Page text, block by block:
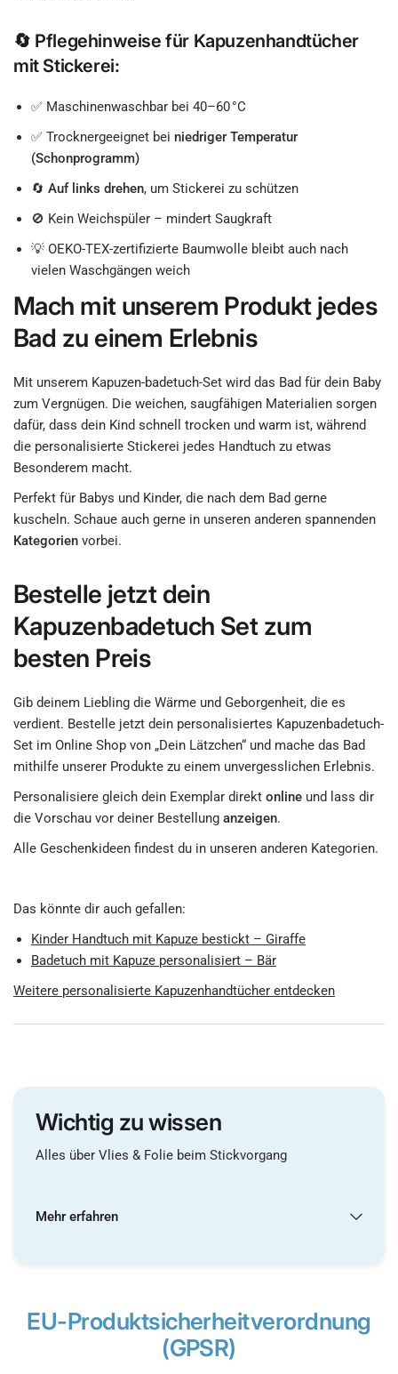
🔄 Pflegehinweise für Kapuzenhandtücher
mit Stickerei:
✅ Maschinenwaschbar bei 40–60 °C
✅ Trocknergeeignet beiniedriger Temperatur
(Schonprogramm)
🔄Auf links drehen, um Stickerei zu schützen
🚫 Kein Weichspüler – mindert Saugkraft
💡 OEKO-TEX-zertifizierte Baumwolle bleibt auch nach
vielen Waschgängen weich
Mach mit unserem Produkt jedes
Bad zu einem Erlebnis
Mit unserem Kapuzen-badetuch-Set wird das Bad für dein Baby
zum Vergnügen. Die weichen, saugfähigen Materialien sorgen
dafür, dass dein Kind schnell trocken und warm ist, während
die personalisierte Stickerei jedes Handtuch zu etwas
Besonderem macht.
Perfekt für Babys und Kinder, die nach dem Bad gerne
kuscheln. Schaue auch gerne in unseren anderen spannenden
Kategorien vorbei.
Bestelle jetzt dein
Kapuzenbadetuch Set zum
besten Preis
Gib deinem Liebling die Wärme und Geborgenheit, die es
verdient. Bestelle jetzt dein personalisiertes Kapuzenbadetuch-
Set im Online Shop von „Dein Lätzchen“ und mache das Bad
mithilfe unserer Produkte zu einem unvergesslichen Erlebnis.
Personalisiere gleich dein Exemplar direktonline und lass dir
die Vorschau vor deiner Bestellunganzeigen.
Alle Geschenkideen findest du in unseren anderen Kategorien.
Das könnte dir auch gefallen:
Kinder Handtuch mit Kapuze bestickt – Giraffe
Badetuch mit Kapuze personalisiert – Bär
Weitere personalisierte Kapuzenhandtücher entdecken
Wichtig zu wissen
Alles über Vlies & Folie beim Stickvorgang
Mehr erfahren
EU-Produktsicherheitverordnung
(GPSR)